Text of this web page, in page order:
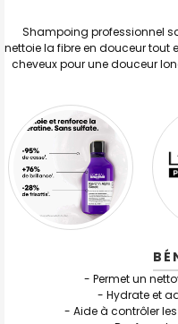
J'AJOUTE
LA
Shampoing professionnel
nettoie la fibre en douceur tout
cheveux pour une douceur
- Permet un
- Hydrate et
- Aide à contrôler